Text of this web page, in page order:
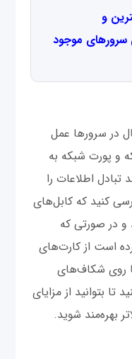
و
سرورهای موجود
در سرورها عمل
و پورت شبکه به
اطلاعات را
کنید که کابل‌های
و در صورتی که
است از کارت‌های
روی شکاف‌های
تا بتوانید از مزایای